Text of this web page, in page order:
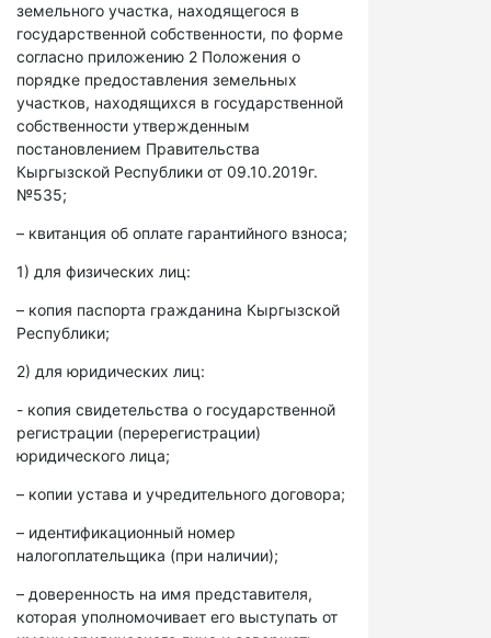
земельного участка, находящегося в
государственной собственности, по форме
согласно приложению 2 Положения о
порядке предоставления земельных
участков, находящихся в государственной
собственности утвержденным
постановлением Правительства
Кыргызской Республики от 09.10.2019г.
№535;
– квитанция об оплате гарантийного взноса;
1) для физических лиц:
– копия паспорта гражданина Кыргызской
Республики;
2) для юридических лиц:
- копия свидетельства о государственной
регистрации (перерегистрации)
юридического лица;
– копии устава и учредительного договора;
– идентификационный номер
налогоплательщика (при наличии);
– доверенность на имя представителя,
которая уполномочивает его выступать от